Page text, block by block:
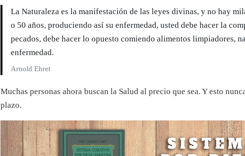
La Naturaleza es la manifestación de las leyes divinas, y no hay
o 50 años, produciendo así su enfermedad, usted debe hacer la
pecados, debe hacer lo opuesto comiendo alimentos limpiadores,
enfermedad.
Arnold Ehret
Muchas personas ahora buscan la Salud al precio que sea. Y esto
plazo.